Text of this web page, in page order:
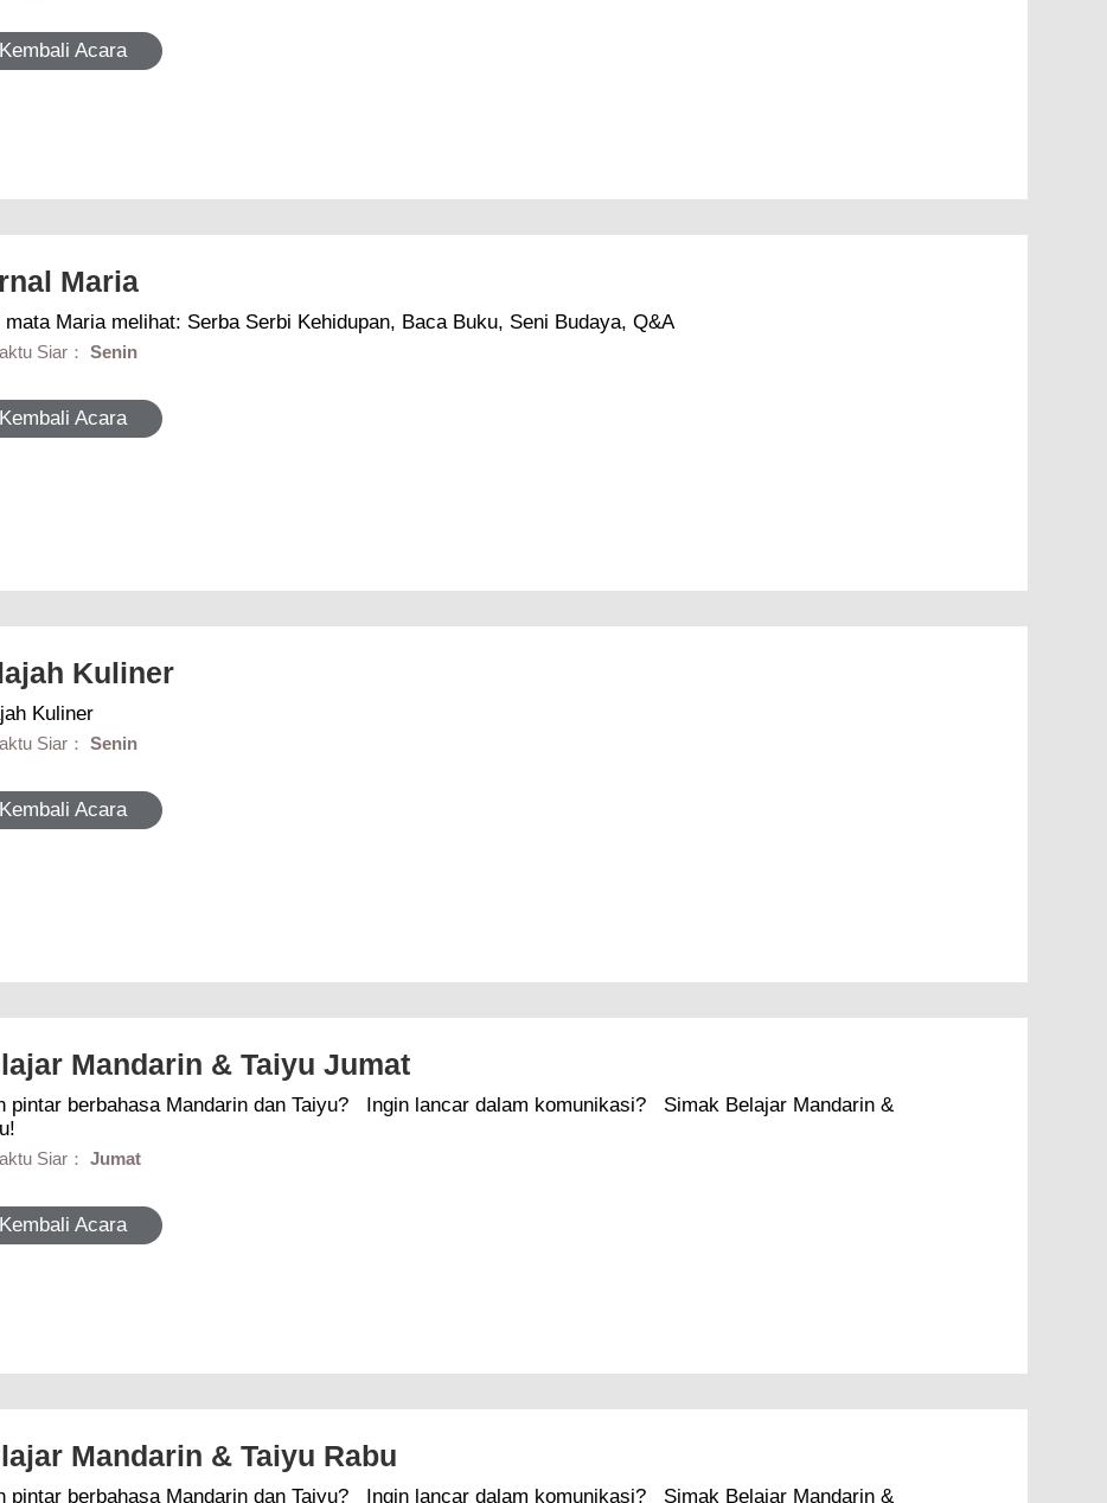
Kembali Acara
Maria
Dari mata Maria melihat: Serba Serbi Kehidupan, Baca Buku, Seni Budaya, Q&A
Siar：Senin
Kembali Acara
Kuliner
Kuliner
Siar：Senin
Kembali Acara
Mandarin & Taiyu Jumat
berbahasa Mandarin dan Taiyu? Ingin lancar dalam komunikasi? Simak Belajar Mandarin &
Siar：Jumat
Kembali Acara
Mandarin & Taiyu Rabu
berbahasa Mandarin dan Taiyu? Ingin lancar dalam komunikasi? Simak Belajar Mandarin &